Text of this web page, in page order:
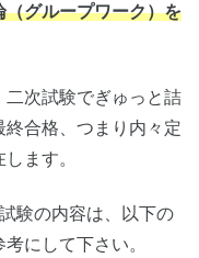
グループワーク）を
次試験でぎゅっと詰
合格、つまり内々定
ます。
験の内容は、以下の
にして下さい。